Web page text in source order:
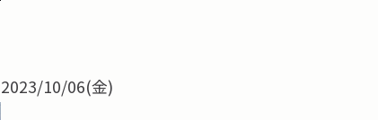
2023/10/06(金)